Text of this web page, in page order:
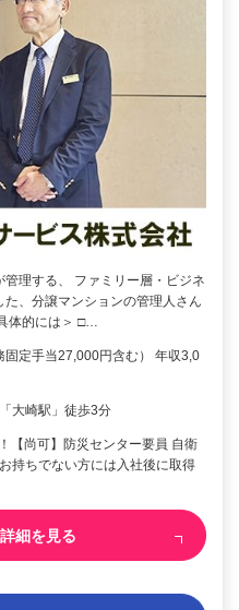
理する、 ファミリー層・ビジネ
、分譲マンションの管理人さん
体的には＞ □…
固定手当27,000円含む） 年収3,0
大崎駅」徒歩3分
【尚可】防災センター要員 自衛
持ちでない方には入社後に取得
詳細を見る